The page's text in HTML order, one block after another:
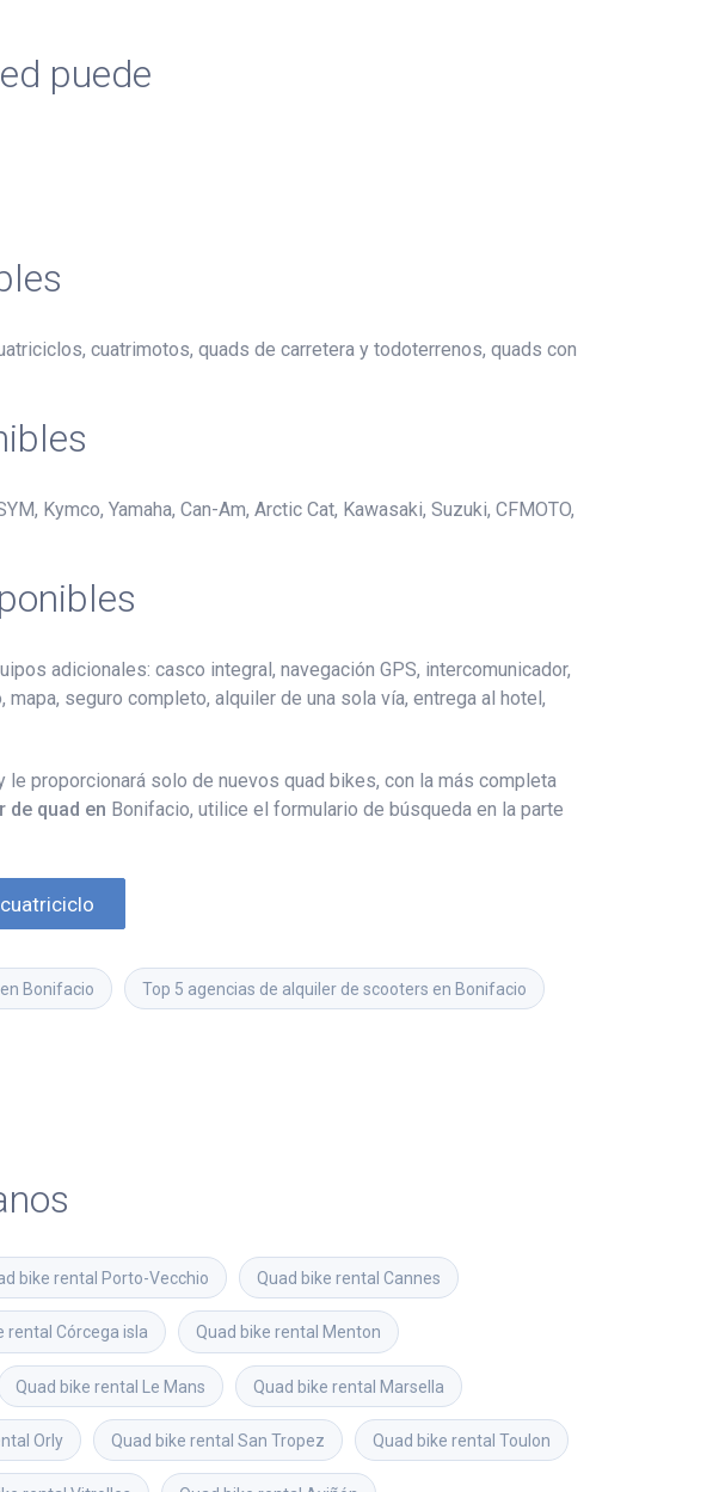
puede
cuatrimotos, quads de carretera y todoterrenos, quads con
Kymco, Yamaha, Can-Am, Arctic Cat, Kawasaki, Suzuki, CFMOTO,
adicionales: casco integral, navegación GPS, intercomunicador,
seguro completo, alquiler de una sola vía, entrega al hotel,
proporcionará solo de nuevos quad bikes, con la más completa
de quad en Bonifacio, utilice el formulario de búsqueda en la parte
Bonifacio Top 5 agencias de alquiler de scooters en Bonifacio
bike rental Porto-Vecchio Quad bike rental Cannes
rental Córcega isla Quad bike rental Menton
Quad bike rental Le Mans Quad bike rental Marsella
Orly Quad bike rental San Tropez Quad bike rental Toulon